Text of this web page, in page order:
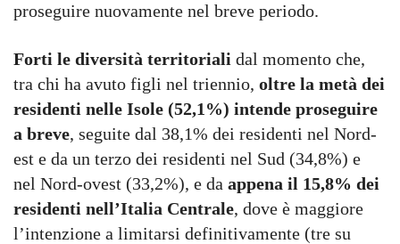
proseguire nuovamente nel breve periodo.
Forti le diversità territoriali dal momento che,
tra chi ha avuto figli nel triennio, oltre la metà dei
residenti nelle Isole (52,1%) intende proseguire
a breve, seguite dal 38,1% dei residenti nel Nord-
est e da un terzo dei residenti nel Sud (34,8%) e
nel Nord-ovest (33,2%), e da appena il 15,8% dei
residenti nell’Italia Centrale, dove è maggiore
l’intenzione a limitarsi definitivamente (tre su